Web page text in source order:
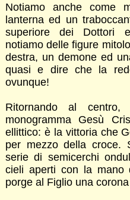
Notiamo anche come
lanterna ed un
superiore dei Dottori
notiamo delle figure
destra, un demone ed
quasi e dire che la
ovunque!
Ritornando al
monogramma Gesù
ellittico: è la vittoria che
per mezzo della croce.
serie di semicerchi
cieli aperti con la mano
porge al Figlio una